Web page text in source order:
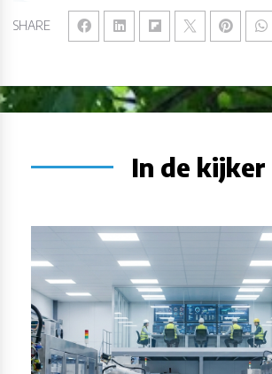
SHARE
In de kijker